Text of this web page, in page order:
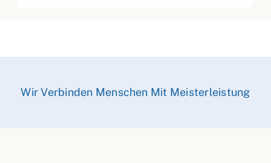
Wir Verbinden Menschen Mit Meisterleistung